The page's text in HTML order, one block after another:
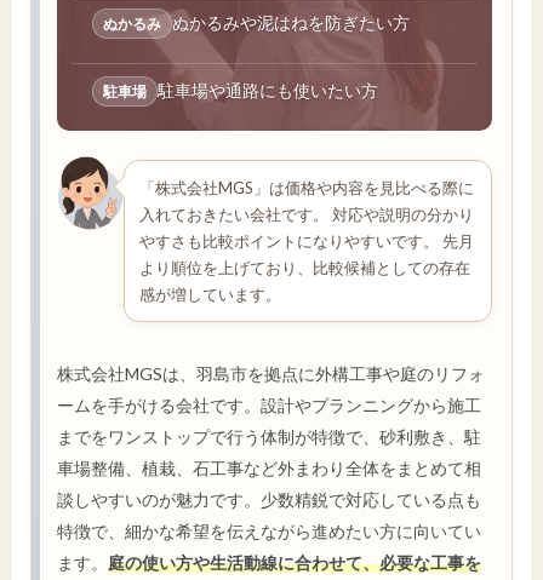
ぬかるみ ぬかるみや泥はねを防ぎたい方
駐車場 駐車場や通路にも使いたい方
「株式会社MGS」は価格や内容を見比べる際に
入れておきたい会社です。 対応や説明の分かり
やすさも比較ポイントになりやすいです。 先月
より順位を上げており、比較候補としての存在
感が増しています。
株式会社MGSは、羽島市を拠点に外構工事や庭のリフォ
ームを手がける会社です。設計やプランニングから施工
までをワンストップで行う体制が特徴で、砂利敷き、駐
車場整備、植栽、石工事など外まわり全体をまとめて相
談しやすいのが魅力です。少数精鋭で対応している点も
特徴で、細かな希望を伝えながら進めたい方に向いてい
ます。 庭の使い方や生活動線に合わせて、必要な工事を